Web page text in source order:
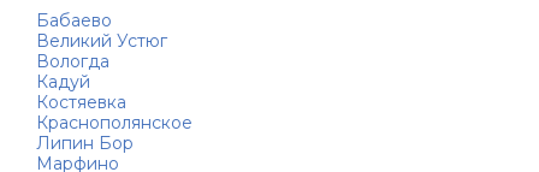
Бабаево
Великий Устюг
Вологда
Кадуй
Костяевка
Краснополянское
Липин Бор
Марфино